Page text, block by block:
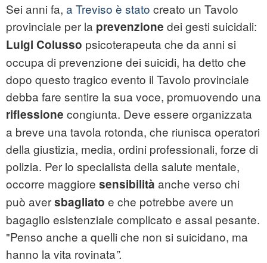
Sei anni fa, a Treviso è stato creato un Tavolo
provinciale per la prevenzione dei gesti suicidali:
Luigi Colusso psicoterapeuta che da anni si
occupa di prevenzione dei suicidi, ha detto che
dopo questo tragico evento il Tavolo provinciale
debba fare sentire la sua voce, promuovendo una
riflessione congiunta. Deve essere organizzata
a breve una tavola rotonda, che riunisca operatori
della giustizia, media, ordini professionali, forze di
polizia. Per lo specialista della salute mentale,
occorre maggiore sensibilità anche verso chi
può aversbagliato e che potrebbe avere un
bagaglio esistenziale complicato e assai pesante.
"Penso anche a quelli che non si suicidano, ma
hanno la vita rovinata”.